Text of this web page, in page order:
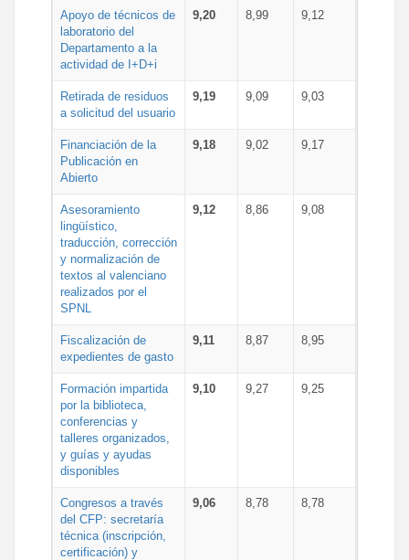
Apoyo de técnicos de
laboratorio del
Departamento a la
actividad de I+D+i
9,20 8,99 9,12
Retirada de residuos
a solicitud del usuario
9,19 9,09 9,03
Financiación de la
Publicación en
Abierto
9,18 9,02 9,17
Asesoramiento
lingüístico,
traducción, corrección
y normalización de
textos al valenciano
realizados por el
SPNL
9,12 8,86 9,08
Fiscalización de
expedientes de gasto
9,11 8,87 8,95
Formación impartida
por la biblioteca,
conferencias y
talleres organizados,
y guías y ayudas
disponibles
9,10 9,27 9,25
Congresos a través
del CFP: secretaría
técnica (inscripción,
certificación) y
9,06 8,78 8,78